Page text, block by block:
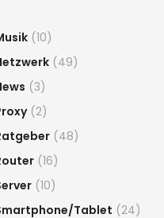
(10)
(49)
(3)
(2)
(48)
(16)
(10)
Tablet (24)